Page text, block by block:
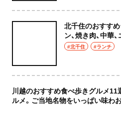
北千住のおすす
ン、焼き肉、中華
な店もおしゃれな
#北千住 #ランチ
川越のおすすめ食べ歩きグルメ11
ルメ。ご当地名物をいっぱい味わ